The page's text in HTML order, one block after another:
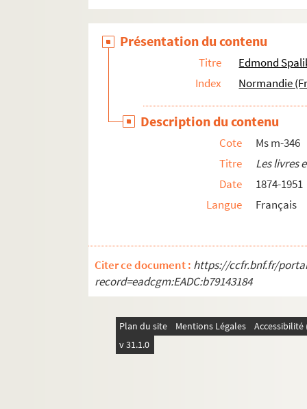
Présentation du contenu
Titre
Edmond
Index
Normandie
Description du contenu
Cote
Ms m-346
Titre
Les livres
Date
1874-1951
Langue
Français
Citer ce document : https://ccfr.bnf.fr/
record=eadcgm:EADC:b79143184
Plan du site Mentions Légales
v 31.1.0